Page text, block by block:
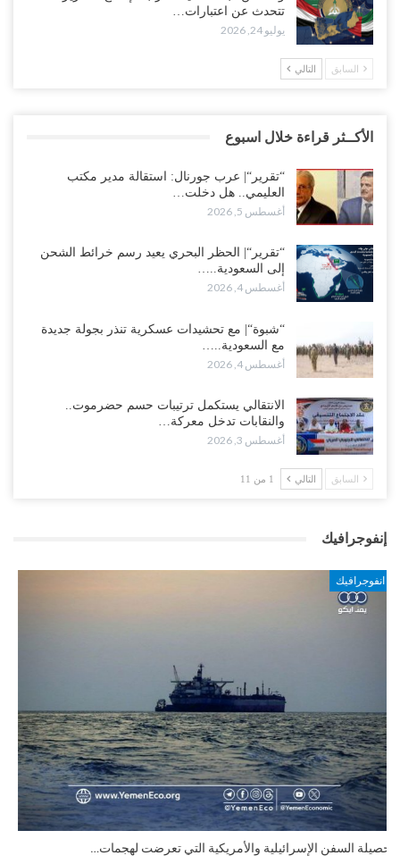
تتحدث عن اعتبارات…
يوليو 24, 2026
السابق التالي
الأكــثر قراءة خلال اسبوع
“تقرير“| عرب جورنال: استقالة مدير مكتب
العليمي.. هل دخلت…
أغسطس 5, 2026
“تقرير“| الحظر البحري يعيد رسم خرائط الشحن
إلى السعودية..…
أغسطس 4, 2026
“شبوة“| مع تحشيدات عسكرية تنذر بجولة جديدة
مع السعودية..…
أغسطس 4, 2026
الانتقالي يستكمل ترتيبات حسم حضرموت..
والنقابات تدخل معركة…
أغسطس 3, 2026
السابق التالي 1 من 11
إنفوجرافيك
انفوجرافيك
التضخم السنوي لمنطقة اليورو.. “إنفوجرافيك“..!